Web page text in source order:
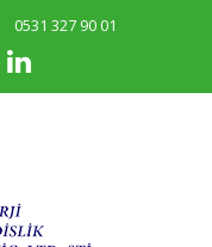
0531 327 90 01